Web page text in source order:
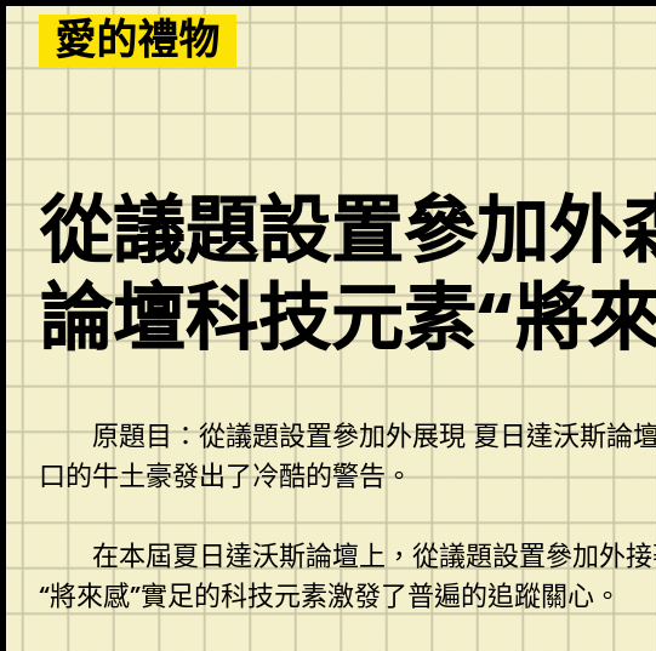
Skip
to
content
愛的禮物
從議題設置參加外
論壇科技元素“將
原題目：從議題設置參加外展現 夏日達沃斯論
口的牛土豪發出了冷酷的警告。
在本屆夏日達沃斯論壇上，從議題設置參加外
“將來感”實足的科技元素激發了普遍的追蹤關心。